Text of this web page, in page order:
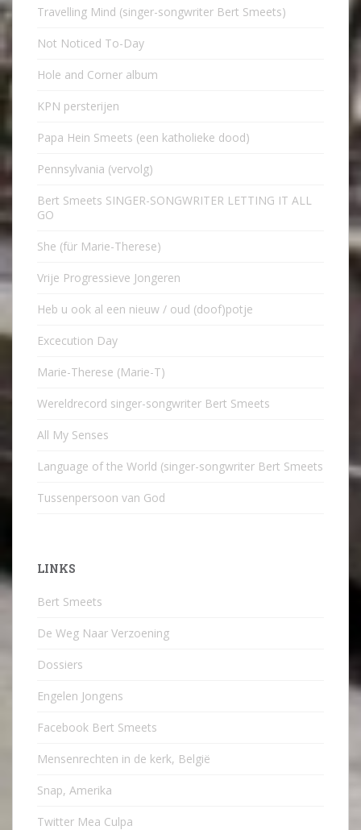
Travelling Mind (singer-songwriter Bert Smeets)
Not Noticed To-Day
Hole and Corner album
KPN persterijen
Papa Hein Smeets (een katholieke dood)
Pennsylvania (vervolg)
Bert Smeets SINGER-SONGWRITER LETTING IT ALL
GO
She (für Marie-Therese)
Vrije Progressieve Jongeren
Heb u ook al een nieuw / oud (doof)potje
Excecution Day
Marie-Therese (Marie-T)
Wereldrecord singer-songwriter Bert Smeets
All My Senses
Language of the World (singer-songwriter Bert Smeets
Tussenpersoon van God
LINKS
Bert Smeets
De Weg Naar Verzoening
Dossiers
Engelen Jongens
Facebook Bert Smeets
Mensenrechten in de kerk, België
Snap, Amerika
Twitter Mea Culpa